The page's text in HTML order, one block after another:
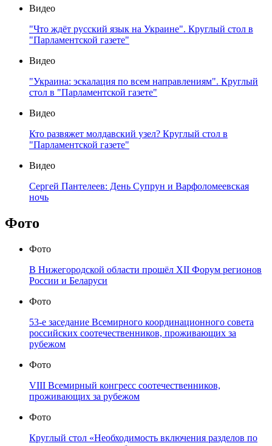
Видео
"Что ждёт русский язык на Украине". Круглый стол в
"Парламентской газете"
Видео
"Украина: эскалация по всем направлениям". Круглый
стол в "Парламентской газете"
Видео
Кто развяжет молдавский узел? Круглый стол в
"Парламентской газете"
Видео
Сергей Пантелеев: День Супрун и Варфоломеевская
ночь
Фото
Фото
В Нижегородской области прошёл XII Форум регионов
России и Беларуси
Фото
53-е заседание Всемирного координационного совета
российских соотечественников, проживающих за
рубежом
Фото
VIII Всемирный конгресс соотечественников,
проживающих за рубежом
Фото
Круглый стол «Необходимость включения разделов по